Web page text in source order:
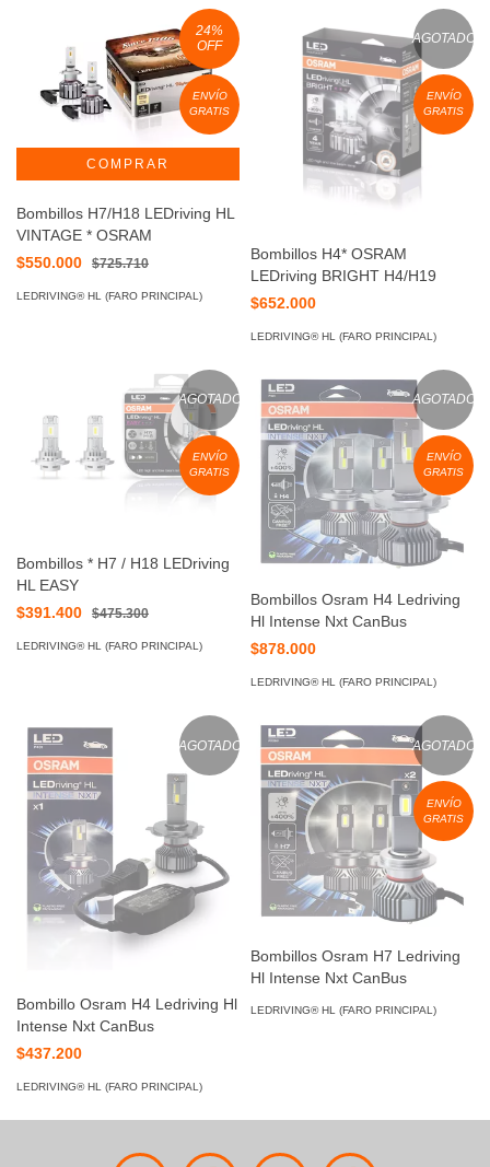
24%
OFF
ENVÍO
GRATIS
Bombillos H7/H18 LEDriving HL
VINTAGE * OSRAM
$550.000
$725.710
LEDRIVING® HL (FARO PRINCIPAL)
AGOTADO
ENVÍO
GRATIS
Bombillos H4* OSRAM
LEDriving BRIGHT H4/H19
$652.000
LEDRIVING® HL (FARO PRINCIPAL)
AGOTADO
ENVÍO
GRATIS
Bombillos * H7 / H18 LEDriving
HL EASY
$391.400
$475.300
LEDRIVING® HL (FARO PRINCIPAL)
AGOTADO
ENVÍO
GRATIS
Bombillos Osram H4 Ledriving
Hl Intense Nxt CanBus
$878.000
LEDRIVING® HL (FARO PRINCIPAL)
AGOTADO
Bombillo Osram H4 Ledriving Hl
Intense Nxt CanBus
$437.200
LEDRIVING® HL (FARO PRINCIPAL)
AGOTADO
ENVÍO
GRATIS
Bombillos Osram H7 Ledriving
Hl Intense Nxt CanBus
LEDRIVING® HL (FARO PRINCIPAL)